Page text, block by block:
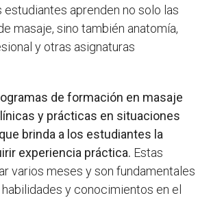
aprenden no solo las
masaje, sino también anatomía,
y otras asignaturas
de formación en masaje
y prácticas en situaciones
brinda a los estudiantes la
experiencia práctica. Estas
varios meses y son fundamentales
y conocimientos en el